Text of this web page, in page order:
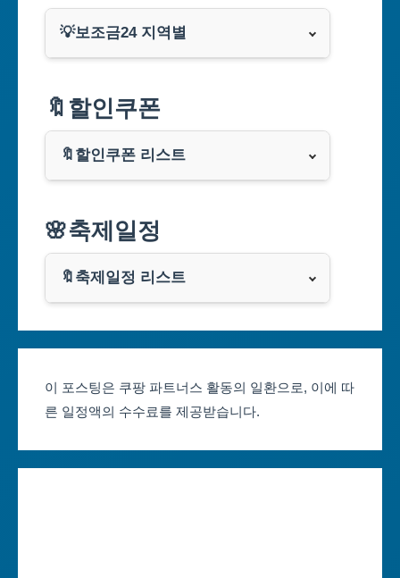
💡보조금24 지역별
부산광역시
대구광역시
인천광역시
광주광역시
대전광역시
🔖할인쿠폰
🔖할인쿠폰 리스트
쿠팡
클룩
🌸축제일정
🔖축제일정 리스트
대구축제 일정
인천축제 일정
이 포스팅은 쿠팡 파트너스 활동의 일환으로, 이에 따
른 일정액의 수수료를 제공받습니다.